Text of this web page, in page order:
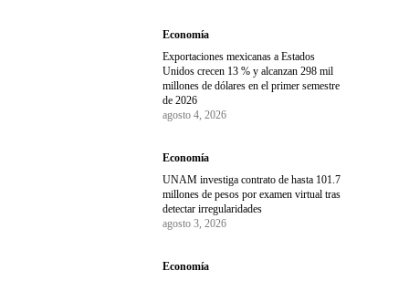
Economía
Exportaciones mexicanas a Estados
Unidos crecen 13 % y alcanzan 298 mil
millones de dólares en el primer semestre
de 2026
agosto 4, 2026
Economía
UNAM investiga contrato de hasta 101.7
millones de pesos por examen virtual tras
detectar irregularidades
agosto 3, 2026
Economía